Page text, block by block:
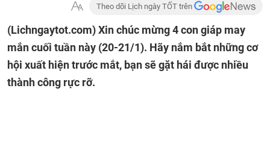
Theo dõi Lịch ngày TỐT trên
(Lichngaytot.com)Xin chúc mừng 4 con giáp may
mắn cuối tuần này (20-21/1). Hãy nắm bắt những cơ
hội xuất hiện trước mắt, bạn sẽ gặt hái được nhiều
thành công rực rỡ.